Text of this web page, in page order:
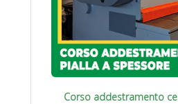
Corso addestramento